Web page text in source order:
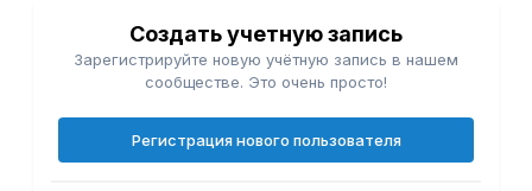
Создать учетную запись
Зарегистрируйте новую учётную запись в нашем
сообществе. Это очень просто!
Регистрация нового пользователя